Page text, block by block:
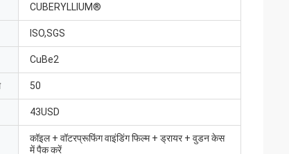
CUBERYLLIUM®
ISO,SGS
CuBe2
50
43USD
कॉइल + वॉटरप्रूफिंग वाइंडिंग फिल्म + ड्रायर + वुडन केस
में पैक करें